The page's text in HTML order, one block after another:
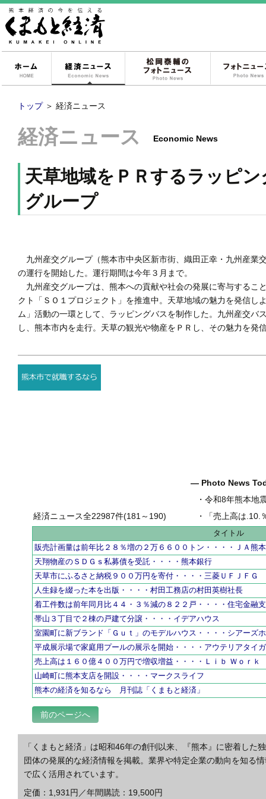
経済ニュース
トップ ＞ 経済ニュース
経済ニュース Economic News
天草地域をＰＲするラッピ
グループ
九州産交グループ（熊本市中央区新市街、織田正幸・九州産業
の運行を開始した。運行期間は今年３月まで。
九州産交グループは、熊本への貢献や社会の発展に寄与するこ
クト「ＳＯ１プロジェクト」を推進中。天草地域の魅力を発信
ム」活動の一環として、ラッピングバスを制作した。九州産交
し、熊本市内を走行。天草の観光や物産をＰＲし、その魅力を発
― Photo News
・令和8年熊本地
・
「売上高は.10.％増の
経済ニュース全22987件(181～190)
タイトル
販売計画量は前年比２８％増の２万６６００トン・・・・ＪＡ熊
天翔物産のＳＤＧｓ私募債を受託・・・・熊本銀行
天草市にふるさと納税９００万円を寄付・・・・三菱ＵＦＪＦＧ
人生録を綴った本を出版・・・・村田工務店の村田英樹社長
着工件数は前年同月比４４・３％減の８２２戸・・・・住宅金融
帯山３丁目で２棟の戸建て分譲・・・・イデアハウス
室園町に新ブランド「Ｇｕｔ」のモデルハウス・・・・シアーズ
平成展示場で家庭用プールの展示を開始・・・・アウテリアタイ
売上高は１６０億４００万円で増収増益・・・・Ｌｉｂ Ｗｏｒｋ
山崎町に熊本支店を開設・・・・マークスライフ
熊本の経済を知るなら 月刊誌「くまもと経済」
前のページへ
「くまもと経済」は昭和46年の創刊以来、『熊本』に密着し
団体の発展的な経済情報を掲載。業界や特定企業の動向を知る
で広く活用されています。
定価：1,931円／年間購読：19,500円